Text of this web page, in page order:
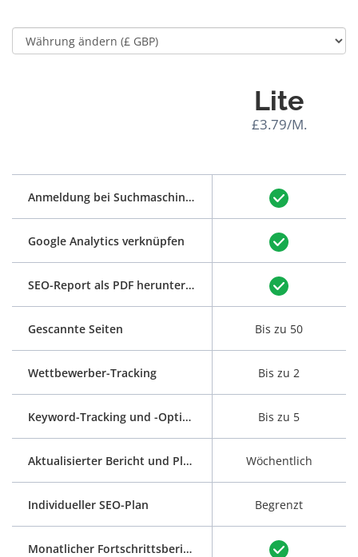
Anmeldung bei Suchmaschinen
Google Analytics verknüpfen
SEO-Report als PDF herunterladen
Gescannte Seiten
Wettbewerber-Tracking
Keyword-Tracking und -Optimierung
Aktualisierter Bericht und Plan
Individueller SEO-Plan
Monatlicher Fortschrittsbericht
Lite
£3.79/M.
Bis zu 50
Bis zu 2
Bis zu 5
Wöchentlich
Begrenzt